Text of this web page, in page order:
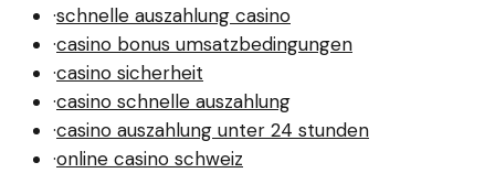
·schnelle auszahlung casino
·casino bonus umsatzbedingungen
·casino sicherheit
·casino schnelle auszahlung
·casino auszahlung unter 24 stunden
·online casino schweiz